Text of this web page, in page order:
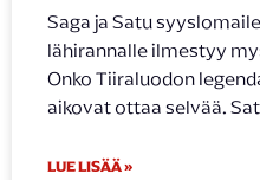
Saga ja Satu
lähirannalle ilmestyy
Onko Tiiraluodon
aikovat ottaa selvää.
LUE LISÄÄ »